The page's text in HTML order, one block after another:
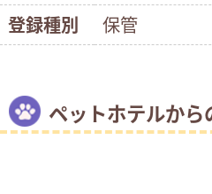
登録種別
保管
ペットホテルから